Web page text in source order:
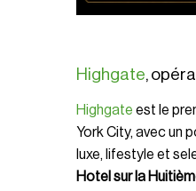
Highgate,
Highgate est le
York City, avec un
luxe, lifestyle et
Hotel sur la